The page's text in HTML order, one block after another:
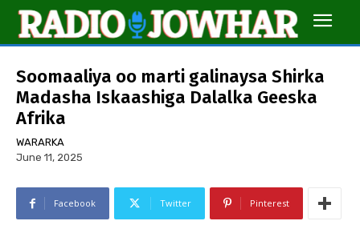
Soomaaliya oo marti galinaysa Shirka
Madasha Iskaashiga Dalalka Geeska
Afrika
WARARKA
June 11, 2025
Facebook Twitter Pinterest